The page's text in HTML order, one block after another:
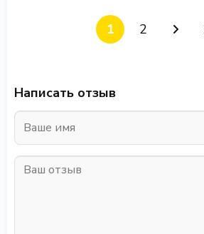
1 2
Написать отзыв